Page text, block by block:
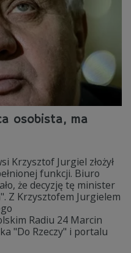
osobista, ma
Krzysztof Jurgiel złożył
funkcji. Biuro
że decyzję tę minister
Z Krzysztofem Jurgielem
Radiu 24 Marcin
"Do Rzeczy" i portalu